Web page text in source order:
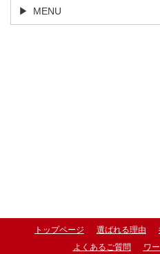
MENU
トップページ 選ばれる理由
よくあるご質問
ワ